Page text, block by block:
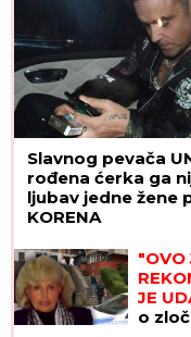
Slavnog pevača
rođena ćerka ga
ljubav jedne žene
KORENA
"OVO
JE
o